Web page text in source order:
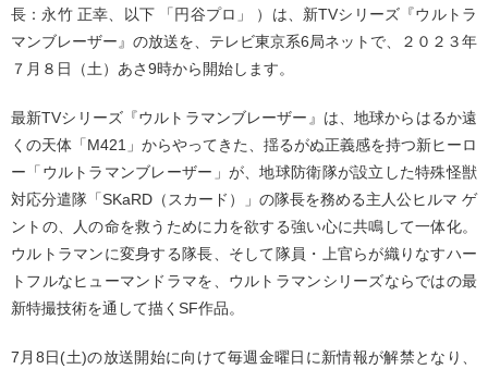
長：永竹 正幸、以下 「円谷プロ」 ）は、新TVシリーズ『ウルトラ
マンブレーザー』の放送を、テレビ東京系6局ネットで、２０２３年
７月８日（土）あさ9時から開始します。
最新TVシリーズ『ウルトラマンブレーザー』は、地球からはるか遠
くの天体「M421」からやってきた、揺るがぬ正義感を持つ新ヒーロ
ー「ウルトラマンブレーザー」が、地球防衛隊が設立した特殊怪獣
対応分遣隊「SKaRD（スカード）」の隊長を務める主人公ヒルマ ゲ
ントの、人の命を救うために力を欲する強い心に共鳴して一体化。
ウルトラマンに変身する隊長、そして隊員・上官らが織りなすハー
トフルなヒューマンドラマを、ウルトラマンシリーズならではの最
新特撮技術を通して描くSF作品。
7月8日(土)の放送開始に向けて毎週金曜日に新情報が解禁となり、